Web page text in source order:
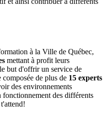
à la Ville de Québec,
mettant à profit leurs
but d'offrir un service de
de plus de 15 experts
des environnements
des différents